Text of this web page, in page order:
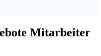
Mitarbeiter